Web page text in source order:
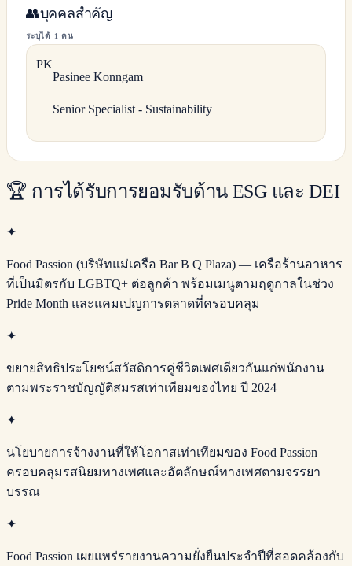
👥บุคคลสำคัญ
ระบุได้ 1 คน
PK
Pasinee Konngam
Senior Specialist - Sustainability
🏆 การได้รับการยอมรับด้าน ESG และ DEI
✦
Food Passion (บริษัทแม่เครือ Bar B Q Plaza) — เครือร้านอาหาร
ที่เป็นมิตรกับ LGBTQ+ ต่อลูกค้า พร้อมเมนูตามฤดูกาลในช่วง
Pride Month และแคมเปญการตลาดที่ครอบคลุม
✦
ขยายสิทธิประโยชน์สวัสดิการคู่ชีวิตเพศเดียวกันแก่พนักงาน
ตามพระราชบัญญัติสมรสเท่าเทียมของไทย ปี 2024
✦
นโยบายการจ้างงานที่ให้โอกาสเท่าเทียมของ Food Passion
ครอบคลุมรสนิยมทางเพศและอัตลักษณ์ทางเพศตามจรรยา
บรรณ
✦
Food Passion เผยแพร่รายงานความยั่งยืนประจำปีที่สอดคล้องกับ